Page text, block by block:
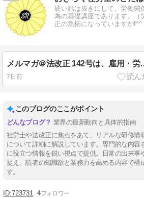
硬い話は抜きにして、労働関
為の基礎講座であります。（
正の魚拓になっていますがf^^
メルマガ＠法改正 142号は、雇用
7日前
このブログのここがポイント
業界の最新動向と具体的指南
社労士や法改正に焦点をあて、リアルな研修情
について詳細に解説しています。専門的な内容
に役立つ情報を鋭い視点で提供。日常の出来事
捉え、読者の知識欲と業務力を高める内容で構
す。
723731 4